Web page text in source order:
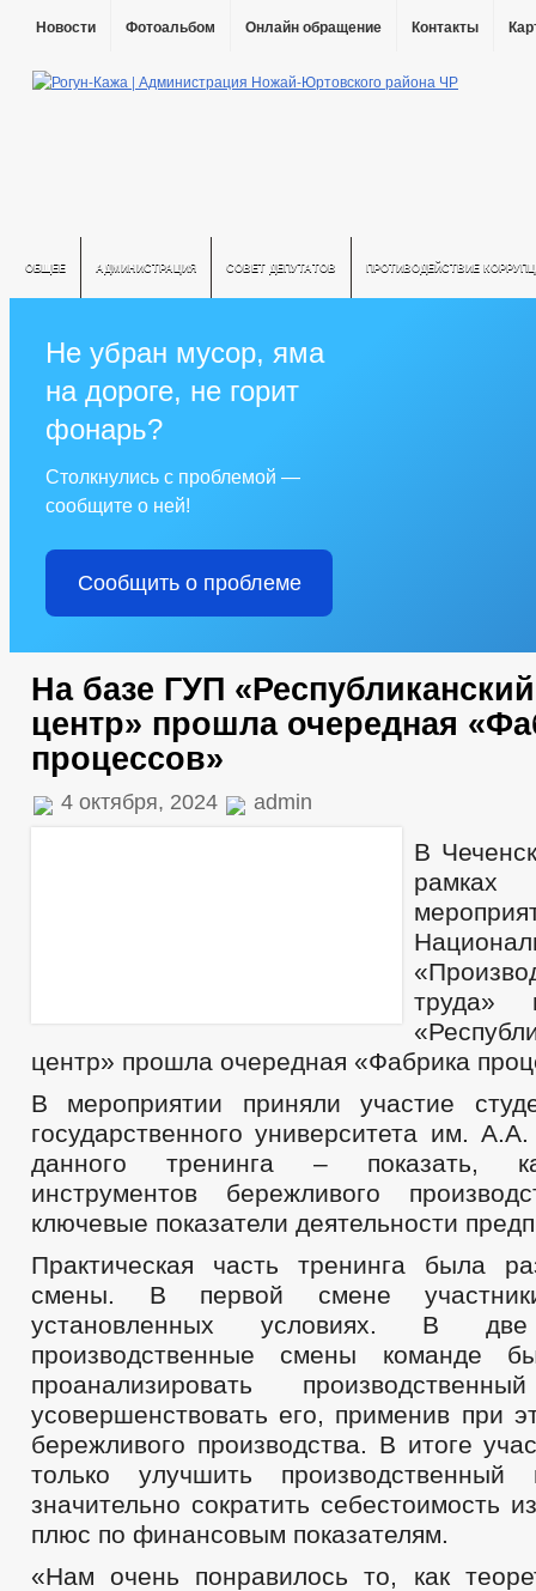
Новости Фотоальбом Онлайн обращение Контакты
ОБЩЕЕ АДМИНИСТРАЦИЯ СОВЕТ ДЕПУТАТОВ ПРОТИВОДЕЙСТВИЕ
Не убран мусор, яма
на дороге, не горит
фонарь?
Столкнулись с проблемой —
сообщите о ней!
Сообщить о проблеме
На базе ГУП
центр» прошла очередная
процессов»
4 октября, 2024 admin
В
центр» прошла очередная «Фабрика
В мероприятии приняли участие
государственного университета им.
данного тренинга – показать,
инструментов бережливого
ключевые показатели деятельности
Практическая часть тренинга была
смены. В первой смене
установленных условиях. В
производственные смены команде
проанализировать
усовершенствовать его, применив при
бережливого производства. В итоге
только улучшить
значительно сократить себестоимость
плюс по финансовым показателям.
«Нам очень понравилось то, как